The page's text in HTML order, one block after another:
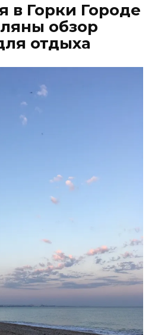
в Горки Городе
обзор
отдыха